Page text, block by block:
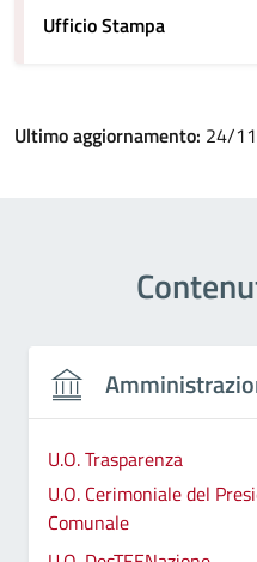
Ufficio Stampa
Ultimo aggiornamento: 24/
U.O. Trasparenza
U.O. Cerimoniale del
Comunale